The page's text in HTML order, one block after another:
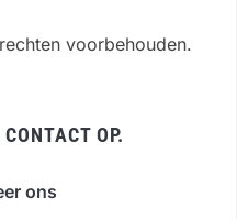
voorbehouden.
OP.
ons